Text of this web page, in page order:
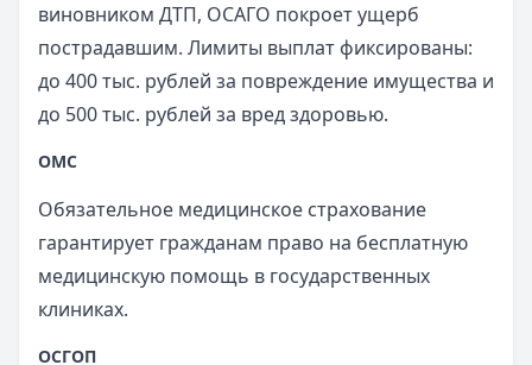
виновником ДТП, ОСАГО покроет ущерб
пострадавшим. Лимиты выплат фиксированы:
до 400 тыс. рублей за повреждение имущества и
до 500 тыс. рублей за вред здоровью.
ОМС
Обязательное медицинское страхование
гарантирует гражданам право на бесплатную
медицинскую помощь в государственных
клиниках.
ОСГОП